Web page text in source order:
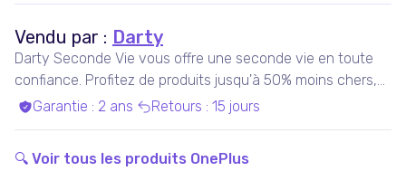
Vendu par : Darty
Darty Seconde Vie vous offre une seconde vie en toute
confiance. Profitez de produits jusqu'à 50% moins chers,
pris en charge par nos experts qualifiés, dans nos ateliers
Garantie : 2 ans Retours : 15 jours
🔍 Voir tous les produits OnePlus